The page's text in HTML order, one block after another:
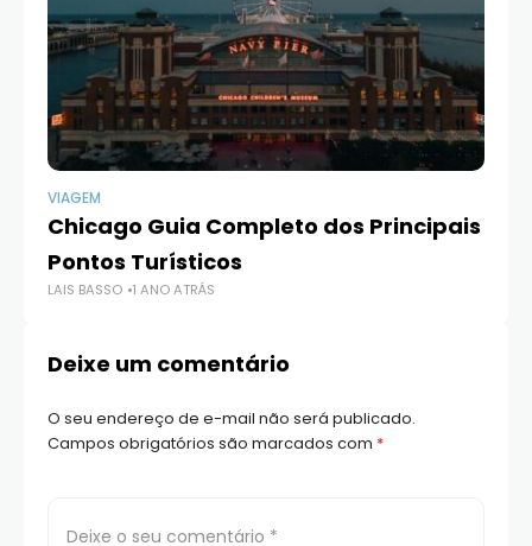
VIAGEM
Chicago Guia Completo dos Principais
Pontos Turísticos
LAIS BASSO 1 ANO ATRÁS
Deixe um comentário
O seu endereço de e-mail não será publicado.
Campos obrigatórios são marcados com *